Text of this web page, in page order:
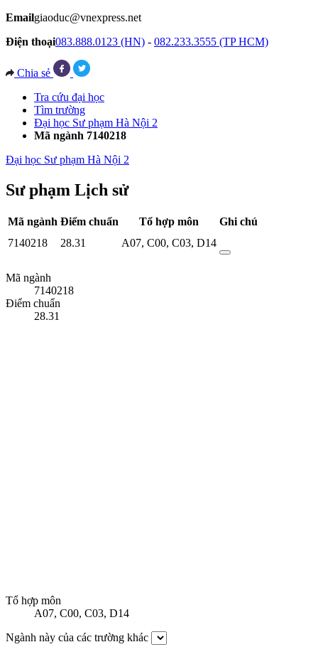
Emailgiaoduc@vnexpress.net
Điện thoại083.888.0123 (HN) - 082.233.3555 (TP HCM)
Chia sẻ
Tra cứu đại học
Tìm trường
Đại học Sư phạm Hà Nội 2
Mã ngành 7140218
Đại học Sư phạm Hà Nội 2
Sư phạm Lịch sử
Mã ngành Điểm chuẩn Tổ hợp môn
Ghi chú
7140218
28.31 A07, C00, C03, D14
Mã ngành
7140218
Điểm chuẩn
28.31
Tổ hợp môn
A07, C00, C03, D14
Ngành này của các trường khác